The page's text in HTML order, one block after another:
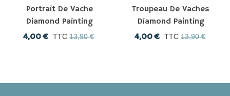
Portrait De Vache
Diamond Painting
4,00 € TTC 13,90 €
Troupeau De Vaches
Diamond Painting
4,00 € TTC 13,90 €